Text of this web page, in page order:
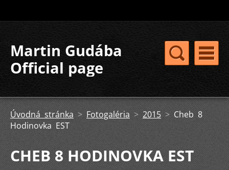
Martin Gudába
Official page
Úvodná stránka > Fotogaléria > 2015 > Cheb 8
Hodinovka EST
CHEB 8 HODINOVKA EST